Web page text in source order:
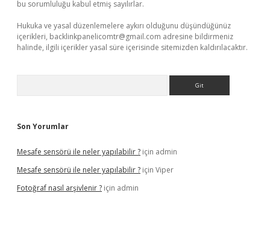
bu sorumluluğu kabul etmiş sayılırlar.
Hukuka ve yasal düzenlemelere aykırı olduğunu düşündüğünüz
içerikleri, backlinkpanelicomtr@gmail.com adresine bildirmeniz
halinde, ilgili içerikler yasal süre içerisinde sitemizden kaldırılacaktır.
Son Yorumlar
Mesafe sensörü ile neler yapılabilir ? için admin
Mesafe sensörü ile neler yapılabilir ? için Viper
Fotoğraf nasıl arşivlenir ? için admin